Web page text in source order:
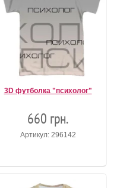
3D футболка "психолог"
660 грн.
Артикул: 296142